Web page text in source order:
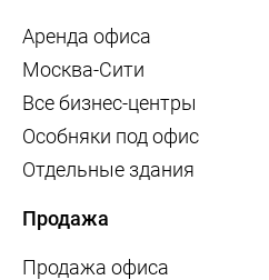
Аренда офиса
Москва-Сити
Все бизнес-центры
Особняки под офис
Отдельные здания
Продажа
Продажа офиса